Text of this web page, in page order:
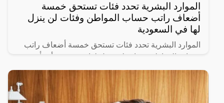
الموارد البشرية تحدد فئات تستحق خمسة
أضعاف راتب حساب المواطن وفئات لن ينزل
لها في السعودية
الموارد البشرية تحدد فئات تستحق خمسة أضعاف راتب
حساب المواطن وفئات لن ينزل لها دعم حيث أنشأت
الحكومة السعودية برنامج حساب المواطن لحماية الأسر
السعودية من